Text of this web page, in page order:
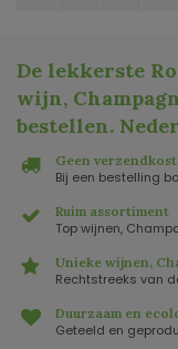
De lekkerste
wijn,
bestellen.
Geen
Bij een bestelling
Ruim assortiment
Top wijnen,
Unieke wijnen,
Rechtstreeks van
Duurzaam en
Geteeld en